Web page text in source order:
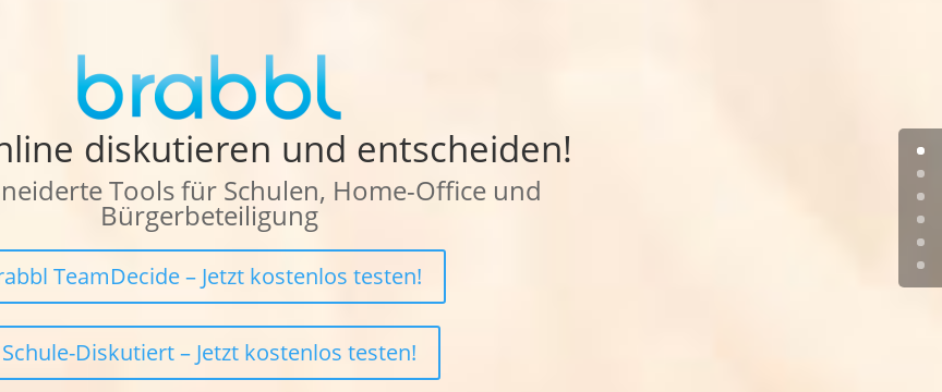
diskutieren und entscheiden!
Tools für Schulen, Home-Office und
Bürgerbeteiligung
TeamDecide – Jetzt kostenlos testen!
Schule-Diskutiert – Jetzt kostenlos testen!